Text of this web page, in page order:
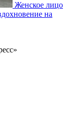
Женское лицо
на